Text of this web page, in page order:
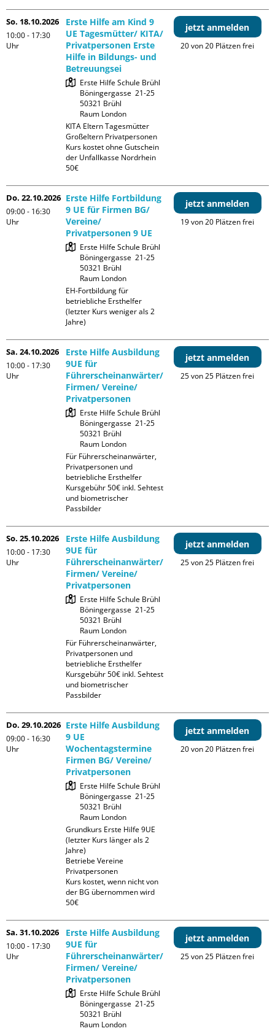
So. 18.10.2026
10:00 - 17:30
Uhr
Erste Hilfe am Kind 9
UE Tagesmütter/ KITA/
Privatpersonen Erste
Hilfe in Bildungs- und
Betreuungsei
Erste Hilfe Schule Brühl
Böningergasse  21-25
50321 Brühl
Raum London
KITA Eltern Tagesmütter
Großeltern Privatpersonen
Kurs kostet ohne Gutschein
der Unfallkasse Nordrhein
50€
jetzt anmelden
20 von 20 Plätzen frei
Do. 22.10.2026
09:00 - 16:30
Uhr
Erste Hilfe Fortbildung
9 UE für Firmen BG/
Vereine/
Privatpersonen 9 UE
Erste Hilfe Schule Brühl
Böningergasse  21-25
50321 Brühl
Raum London
EH-Fortbildung für
betriebliche Ersthelfer
(letzter Kurs weniger als 2
Jahre)
jetzt anmelden
19 von 20 Plätzen frei
Sa. 24.10.2026
10:00 - 17:30
Uhr
Erste Hilfe Ausbildung
9UE für
Führerscheinanwärter/
Firmen/ Vereine/
Privatpersonen
Erste Hilfe Schule Brühl
Böningergasse  21-25
50321 Brühl
Raum London
Für Führerscheinanwärter,
Privatpersonen und
betriebliche Ersthelfer
Kursgebühr 50€ inkl. Sehtest
und biometrischer
Passbilder
jetzt anmelden
25 von 25 Plätzen frei
So. 25.10.2026
10:00 - 17:30
Uhr
Erste Hilfe Ausbildung
9UE für
Führerscheinanwärter/
Firmen/ Vereine/
Privatpersonen
Erste Hilfe Schule Brühl
Böningergasse  21-25
50321 Brühl
Raum London
Für Führerscheinanwärter,
Privatpersonen und
betriebliche Ersthelfer
Kursgebühr 50€ inkl. Sehtest
und biometrischer
Passbilder
jetzt anmelden
25 von 25 Plätzen frei
Do. 29.10.2026
09:00 - 16:30
Uhr
Erste Hilfe Ausbildung
9 UE
Wochentagstermine
Firmen BG/ Vereine/
Privatpersonen
Erste Hilfe Schule Brühl
Böningergasse  21-25
50321 Brühl
Raum London
Grundkurs Erste Hilfe 9UE
(letzter Kurs länger als 2
Jahre)
Betriebe Vereine
Privatpersonen
Kurs kostet, wenn nicht von
der BG übernommen wird
50€
jetzt anmelden
20 von 20 Plätzen frei
Sa. 31.10.2026
10:00 - 17:30
Uhr
Erste Hilfe Ausbildung
9UE für
Führerscheinanwärter/
Firmen/ Vereine/
Privatpersonen
Erste Hilfe Schule Brühl
Böningergasse  21-25
50321 Brühl
Raum London
jetzt anmelden
25 von 25 Plätzen frei